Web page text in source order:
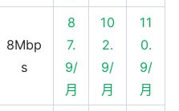
8Mbp
s
8
7.
9/
月
10
2.
9/
月
11
0.
9/
月